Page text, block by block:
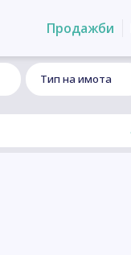
Продажби
Тип на имота